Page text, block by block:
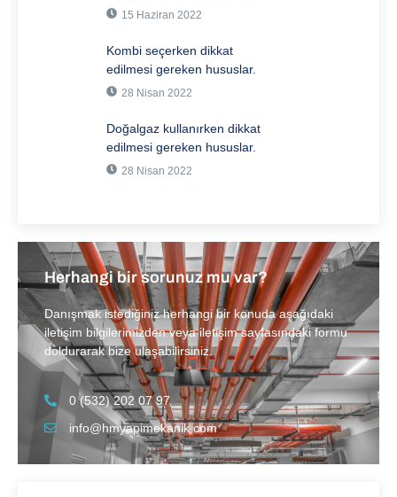
15 Haziran 2022
Kombi seçerken dikkat
edilmesi gereken hususlar.
28 Nisan 2022
Doğalgaz kullanırken dikkat
edilmesi gereken hususlar.
28 Nisan 2022
Herhangi bir sorunuz mu var?
Danışmak istediğiniz herhangi bir konuda aşağıdaki
iletişim bilgilerimizden veya iletişim sayfasındaki formu
doldurarak bize ulaşabilirsiniz.
0 (532) 202 07 97
info@hmyapimekanik.com